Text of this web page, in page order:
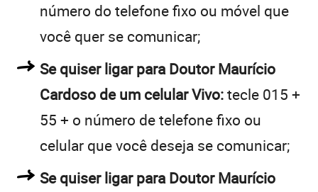
número do telefone fixo ou móvel que
você quer se comunicar;
Se quiser ligar para Doutor Maurício
Cardoso de um celular Vivo:tecle 015 +
55 + o número de telefone fixo ou
celular que você deseja se comunicar;
Se quiser ligar para Doutor Maurício